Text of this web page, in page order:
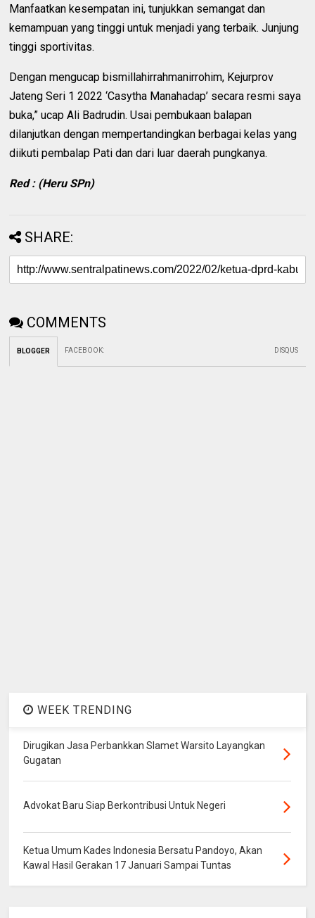
Manfaatkan kesempatan ini, tunjukkan semangat dan
kemampuan yang tinggi untuk menjadi yang terbaik. Junjung
tinggi sportivitas.
Dengan mengucap bismillahirrahmanirrohim, Kejurprov
Jateng Seri 1 2022 ‘Casytha Manahadap’ secara resmi saya
buka,” ucap Ali Badrudin. Usai pembukaan balapan
dilanjutkan dengan mempertandingkan berbagai kelas yang
diikuti pembalap Pati dan dari luar daerah pungkanya.
Red : (Heru SPn)
SHARE:
COMMENTS
BLOGGER FACEBOOK: DISQUS
WEEK TRENDING
Dirugikan Jasa Perbankkan Slamet Warsito Layangkan
Gugatan
Advokat Baru Siap Berkontribusi Untuk Negeri
Ketua Umum Kades Indonesia Bersatu Pandoyo, Akan
Kawal Hasil Gerakan 17 Januari Sampai Tuntas